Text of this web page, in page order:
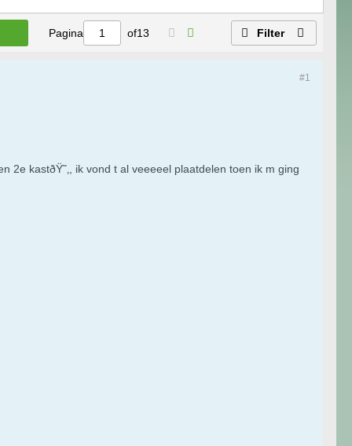
Pagina of13 Filter
#1
2e kastðŸ˜‚, ik vond t al veeeeel plaatdelen toen ik m ging